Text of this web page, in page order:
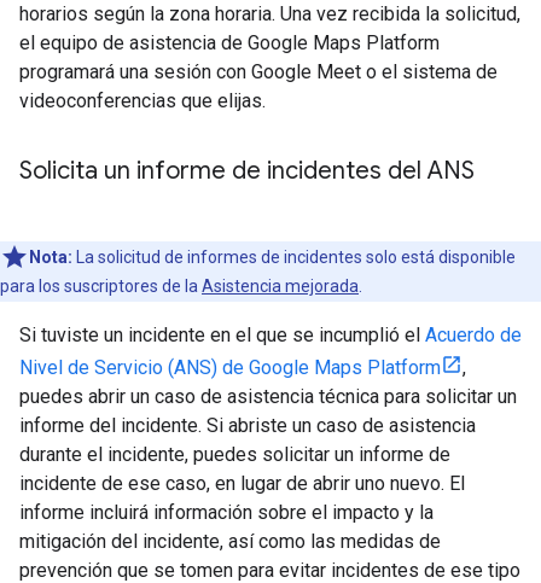
horarios según la zona horaria. Una vez recibida la solicitud,
el equipo de asistencia de Google Maps Platform
programará una sesión con Google Meet o el sistema de
videoconferencias que elijas.
Solicita un informe de incidentes del ANS
Nota: La solicitud de informes de incidentes solo está disponible
para los suscriptores de la Asistencia mejorada
Si tuviste un incidente en el que se incumplió el Acuerdo de
Nivel de Servicio (ANS) de Google Maps Platform
,
puedes abrir un caso de asistencia técnica para solicitar un
informe del incidente. Si abriste un caso de asistencia
durante el incidente, puedes solicitar un informe de
incidente de ese caso, en lugar de abrir uno nuevo. El
informe incluirá información sobre el impacto y la
mitigación del incidente, así como las medidas de
prevención que se tomen para evitar incidentes de ese tipo